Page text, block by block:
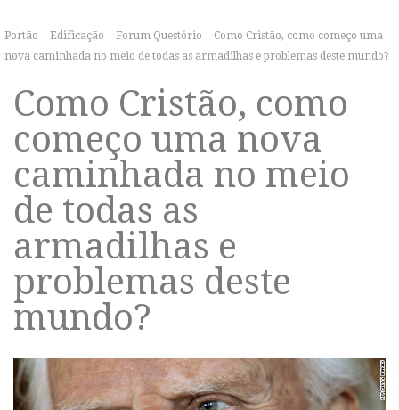
Portão Edificação Forum Questório
Como Cristão, como começo uma
nova caminhada no meio de todas as armadilhas e problemas deste mundo?
Como Cristão, como
começo uma nova
caminhada no meio
de todas as
armadilhas e
problemas deste
mundo?